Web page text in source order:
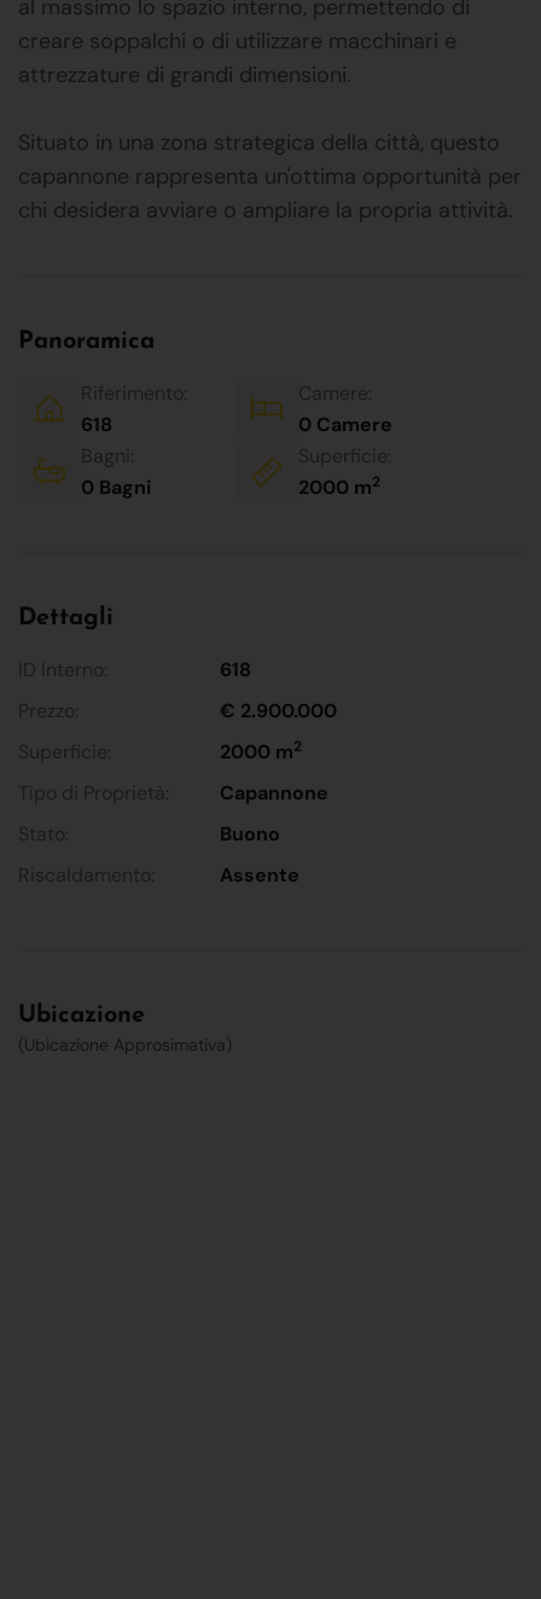
al massimo lo spazio interno, permettendo di
creare soppalchi o di utilizzare macchinari e
attrezzature di grandi dimensioni.
Situato in una zona strategica della città, questo
capannone rappresenta un'ottima opportunità per
chi desidera avviare o ampliare la propria attività.
Panoramica
Riferimento:
618
Camere:
0 Camere
Bagni:
0 Bagni
Superficie:
2000 m2
Dettagli
ID Interno:
618
Prezzo:
€ 2.900.000
Superficie:
2000 m2
Tipo di Proprietà:
Capannone
Stato:
Buono
Riscaldamento:
Assente
Ubicazione
(Ubicazione Approsimativa)